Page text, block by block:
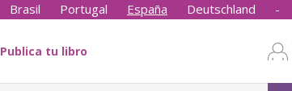
Brasil Portugal España Deutschland -
Publica tu libro